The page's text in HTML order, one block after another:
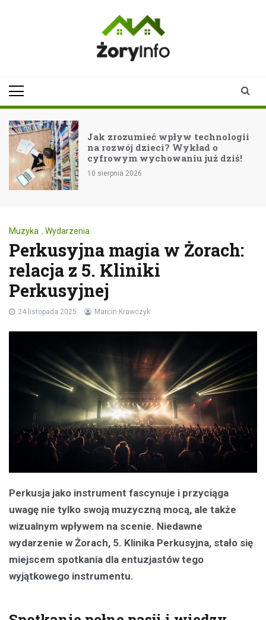
Jak zrozumieć wpływ technologii
na rozwój dzieci? Wykład o
cyfrowym wychowaniu już dziś!
10 sierpnia 2026
Muzyka , Wydarzenia
Perkusyjna magia w Żorach:
relacja z 5. Kliniki
Perkusyjnej
24 listopada 2025 Marcin Krawczyk
Perkusja jako instrument fascynuje i przyciąga
uwagę nie tylko swoją muzyczną mocą, ale także
wizualnym wpływem na scenie. Niedawne
wydarzenie w Żorach, 5. Klinika Perkusyjna, stało się
miejscem spotkania dla entuzjastów tego
wyjątkowego instrumentu.